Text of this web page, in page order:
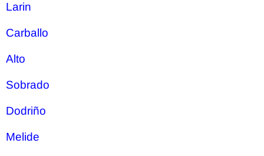
Larin
Carballo
Alto
Sobrado
Dodriño
Melide